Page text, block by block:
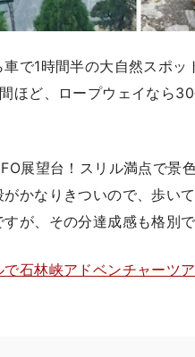
で1時間半の大自然スポッ
ほど、ロープウェイなら
展望台！スリル満点で景
がかなりきついので、歩い
が、その分達成感も格別で
石林峡アドベンチャーツ